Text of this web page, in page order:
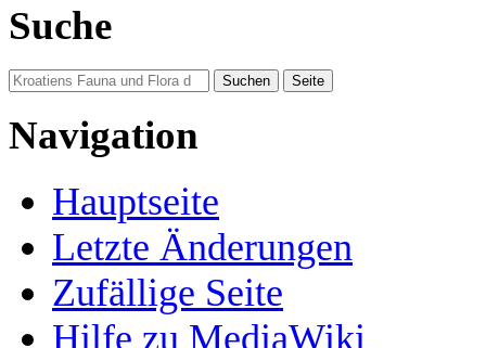
Suche
Navigation
Hauptseite
Letzte Änderungen
Zufällige Seite
Hilfe zu MediaWiki